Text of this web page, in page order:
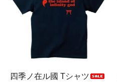
四季ノ在ル國 Tシャツ